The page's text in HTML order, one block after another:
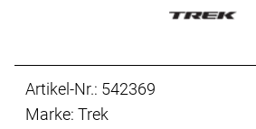
Artikel-Nr.: 542369
Marke: Trek